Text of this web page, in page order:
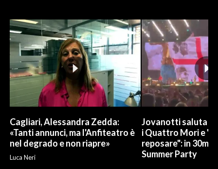
Cagliari, Alessandra Zedda:
«Tanti annunci, ma l'Anfiteatro è
nel degrado e non riapre»
Luca Neri
Jovanotti saluta la
i Quattro Mori e
reposare": in
Summer Party